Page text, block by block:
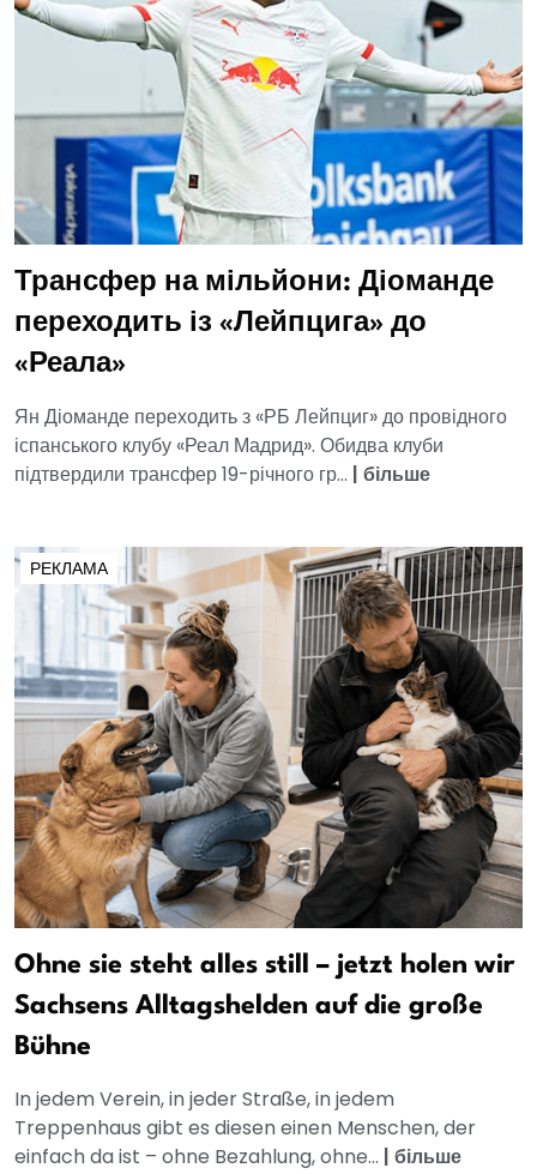
Трансфер на мільйони: Діоманде
переходить із «Лейпцига» до
«Реала»
Ян Діоманде переходить з «РБ Лейпциг» до провідного
іспанського клубу «Реал Мадрид». Обидва клуби
підтвердили трансфер 19-річного гр... | більше
РЕКЛАМА
Ohne sie steht alles still – jetzt holen wir
Sachsens Alltagshelden auf die große
Bühne
In jedem Verein, in jeder Straße, in jedem
Treppenhaus gibt es diesen einen Menschen, der
einfach da ist – ohne Bezahlung, ohne... | більше